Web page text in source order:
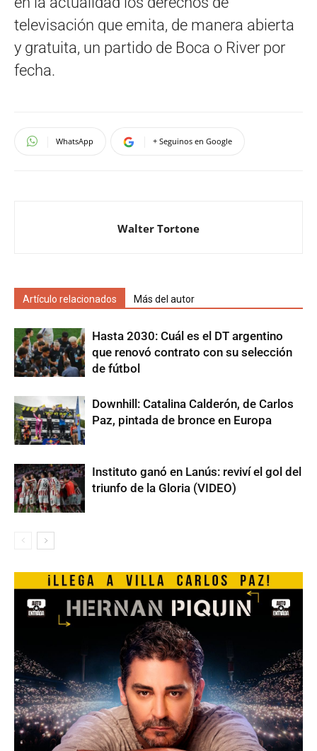
televisación que emita, de manera abierta
y gratuita, un partido de Boca o River por
fecha.
WhatsApp + Seguinos en Google
Walter Tortone
Artículo relacionados Más del autor
Hasta 2030: Cuál es el DT argentino
que renovó contrato con su selección
de fútbol
Downhill: Catalina Calderón, de Carlos
Paz, pintada de bronce en Europa
Instituto ganó en Lanús: reviví el gol del
triunfo de la Gloria (VIDEO)